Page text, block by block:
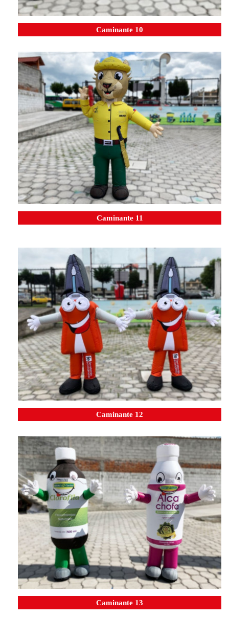
Caminante 10
Caminante 11
Caminante 12
Caminante 13